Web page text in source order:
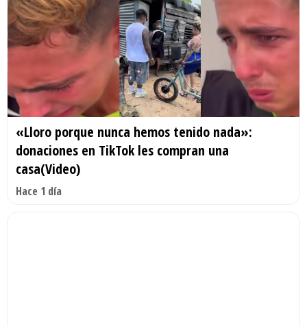
«Lloro porque nunca hemos tenido nada»:
donaciones en TikTok les compran una
casa(Video)
Hace 1 día